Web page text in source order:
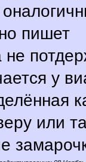
пишет
не
у
или